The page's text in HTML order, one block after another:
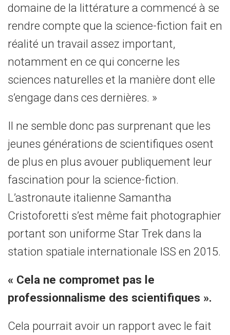
domaine de la littérature a commencé à se
rendre compte que la science-fiction fait en
réalité un travail assez important,
notamment en ce qui concerne les
sciences naturelles et la manière dont elle
s’engage dans ces dernières. »
Il ne semble donc pas surprenant que les
jeunes générations de scientifiques osent
de plus en plus avouer publiquement leur
fascination pour la science-fiction.
L’astronaute italienne Samantha
Cristoforetti s’est même fait photographier
portant son uniforme Star Trek dans la
station spatiale internationale ISS en 2015.
« Cela ne compromet pas le
professionnalisme des scientifiques ».
Cela pourrait avoir un rapport avec le fait